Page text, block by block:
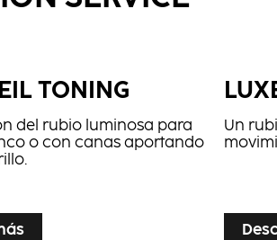
TONING
del rubio luminosa para
o con canas aportando
Un
...